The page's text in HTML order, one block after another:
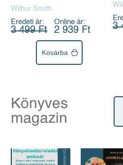
Wilbur Smith
Eredeti ár:
3 499 Ft
Online ár:
2 939 Ft
Kosárba
3
Könyves
magazin